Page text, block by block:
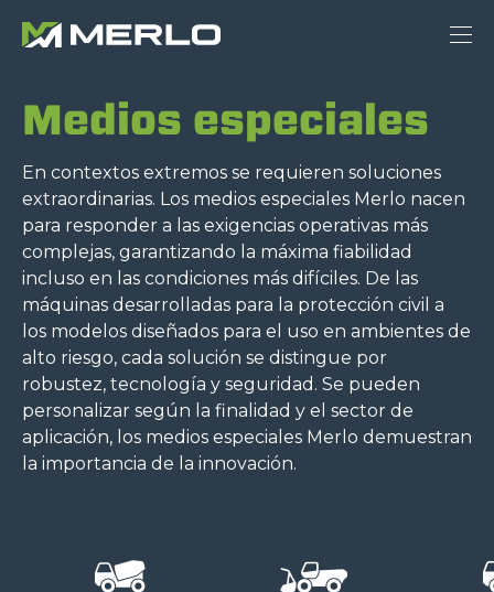
Medios especiales
En contextos extremos se requieren soluciones
extraordinarias. Los medios especiales Merlo nacen
para responder a las exigencias operativas más
complejas, garantizando la máxima fiabilidad
incluso en las condiciones más difíciles. De las
máquinas desarrolladas para la protección civil a
los modelos diseñados para el uso en ambientes de
alto riesgo, cada solución se distingue por
robustez, tecnología y seguridad. Se pueden
personalizar según la finalidad y el sector de
aplicación, los medios especiales Merlo demuestran
la importancia de la innovación.